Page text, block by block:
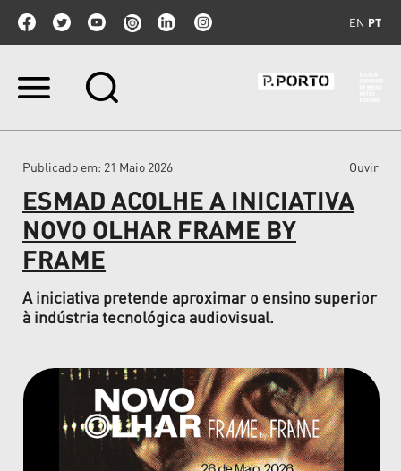
EN PT
Ir
Ir
navegação
Publicado em: 21 Maio 2026 Ouvir
ESMAD ACOLHE A INICIATIVA
NOVO OLHAR FRAME BY
FRAME
A iniciativa pretende aproximar o ensino superior
à indústria tecnológica audiovisual.